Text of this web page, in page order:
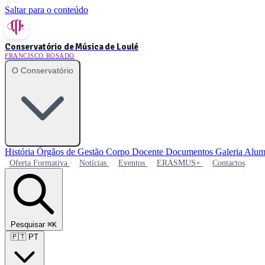
Saltar para o conteúdo
Conservatório de Música de Loulé
FRANCISCO ROSADO
O Conservatório
História Órgãos de Gestão Corpo Docente Documentos Galeria
Oferta Formativa Notícias Eventos ERASMUS+ Contactos
Pesquisar ⌘K
🇵🇹 PT